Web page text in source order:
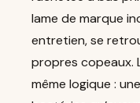
lame de marque
entretien, se
propres copeaux.
même logique :